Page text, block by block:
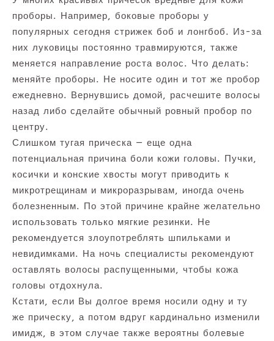
проборы. Например, боковые проборы у
популярных сегодня стрижек боб и лонгбоб. Из-за
них луковицы постоянно травмируются, также
меняется направление роста волос. Что делать:
меняйте проборы. Не носите один и тот же пробор
ежедневно. Вернувшись домой, расчешите волосы
назад либо сделайте обычный ровный пробор по
центру.
Слишком тугая прическа — еще одна
потенциальная причина боли кожи головы. Пучки,
косички и конские хвосты могут приводить к
микротрещинам и микроразрывам, иногда очень
болезненным. По этой причине крайне желательно
использовать только мягкие резинки. Не
рекомендуется злоупотреблять шпильками и
невидимками. На ночь специалисты рекомендуют
оставлять волосы распущенными, чтобы кожа
головы отдохнула.
Кстати, если Вы долгое время носили одну и ту
же прическу, а потом вдруг кардинально изменили
имидж, в этом случае также вероятны болевые